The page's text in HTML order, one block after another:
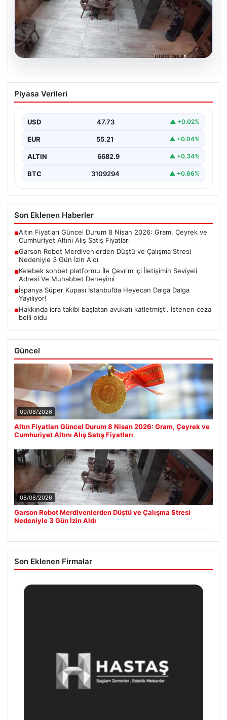
Garson Robot Merdivenlerden Düştü ve
Çalışma Stresi Nedeniyle 3 Gün İzin
Amasya'da faaliyet gösteren bir restoranda görev
gündeme…
Piyasa Verileri
USD 47.73 ▲ +0.02%
EUR 55.21 ▲ +0.04%
ALTIN 6682.9 ▲ +0.34%
BTC 3109294 ▲ +0.66%
Son Eklenen Haberler
■Altın Fiyatları Güncel Durum 8 Nisan 2026: Gram, Çeyrek ve
Cumhuriyet Altını Alış Satış Fiyatları
■Garson Robot Merdivenlerden Düştü ve Çalışma Stresi
Nedeniyle 3 Gün İzin Aldı
■Kelebek sohbet platformu İle Çevrim içi İletişimin Seviyeli
Adresi Ve Muhabbet Deneyimi
■İspanya Süper Kupası İstanbul’da Heyecan Dalga Dalga
Yayılıyor!
■Hakkında icra takibi başlatan avukatı katletmişti. İstenen ceza
belli oldu
Güncel
09/08/2026
Altın Fiyatları Güncel Durum 8 Nisan 2026: Gram, Çeyrek ve
Cumhuriyet Altını Alış Satış Fiyatları
08/08/2026
Garson Robot Merdivenlerden Düştü ve Çalışma Stresi
Nedeniyle 3 Gün İzin Aldı
Son Eklenen Firmalar